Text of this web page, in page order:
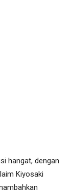
hangat, dengan
Kiyosaki